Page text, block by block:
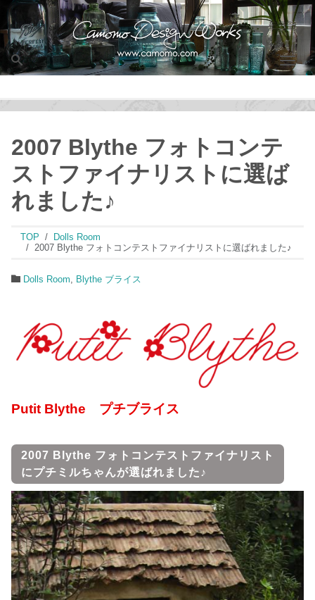
2007 Blythe フォトコンテ
ストファイナリストに選ば
れました♪
TOP
Dolls Room
2007 Blythe フォトコンテストファイナリストに選ばれました♪
Dolls Room Blythe ブライス
Putit Blythe プチブライス
2007 Blythe フォトコンテストファイナリスト
にプチミルちゃんが選ばれました♪